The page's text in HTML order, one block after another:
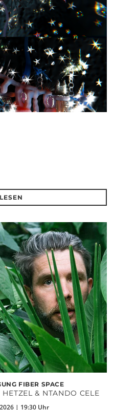
FIBER SPACE
& NTANDO CELE
| 19:30 Uhr